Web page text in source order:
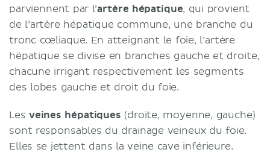
parviennent par l’artère hépatique, qui provient
de l’artère hépatique commune, une branche du
tronc cœliaque. En atteignant le foie, l’artère
hépatique se divise en branches gauche et droite,
chacune irrigant respectivement les segments
des lobes gauche et droit du foie.
Les veines hépatiques (droite, moyenne, gauche)
sont responsables du drainage veineux du foie.
Elles se jettent dans la veine cave inférieure.